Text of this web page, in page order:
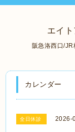
エイ
阪急洛西口/
カレンダー
全日休診 2026-